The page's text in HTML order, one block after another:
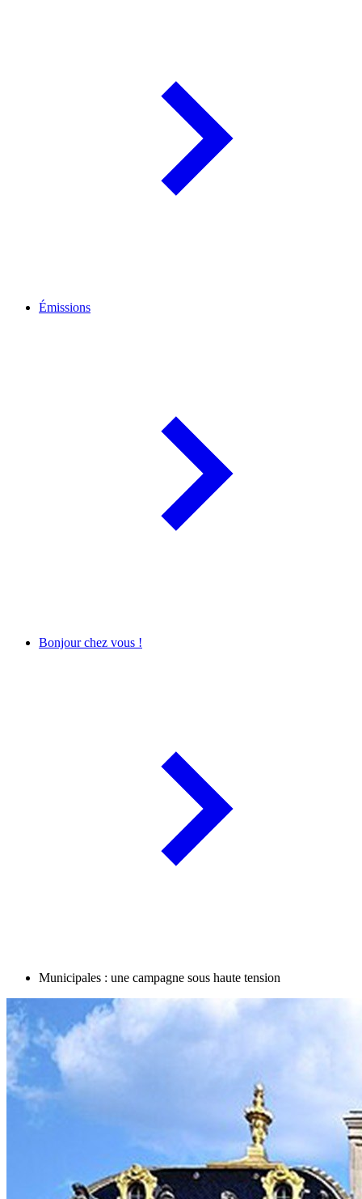
Émissions
Bonjour chez vous !
Municipales : une campagne sous haute tension